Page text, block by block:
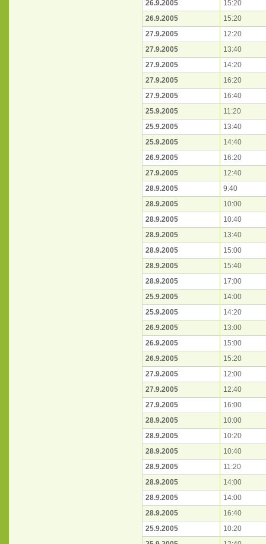
26.9.2005
15:20
26.9.2005
15:20
27.9.2005
12:20
27.9.2005
13:40
27.9.2005
14:20
27.9.2005
16:20
27.9.2005
16:40
25.9.2005
11:20
25.9.2005
13:40
25.9.2005
14:40
26.9.2005
16:20
27.9.2005
12:40
28.9.2005
9:40
28.9.2005
10:00
28.9.2005
10:40
28.9.2005
13:40
28.9.2005
15:00
28.9.2005
15:40
28.9.2005
17:00
25.9.2005
14:00
25.9.2005
14:20
26.9.2005
13:00
26.9.2005
15:00
26.9.2005
15:20
27.9.2005
12:00
27.9.2005
12:40
27.9.2005
16:00
28.9.2005
10:00
28.9.2005
10:20
28.9.2005
10:40
28.9.2005
11:20
28.9.2005
14:00
28.9.2005
14:00
28.9.2005
16:40
25.9.2005
10:20